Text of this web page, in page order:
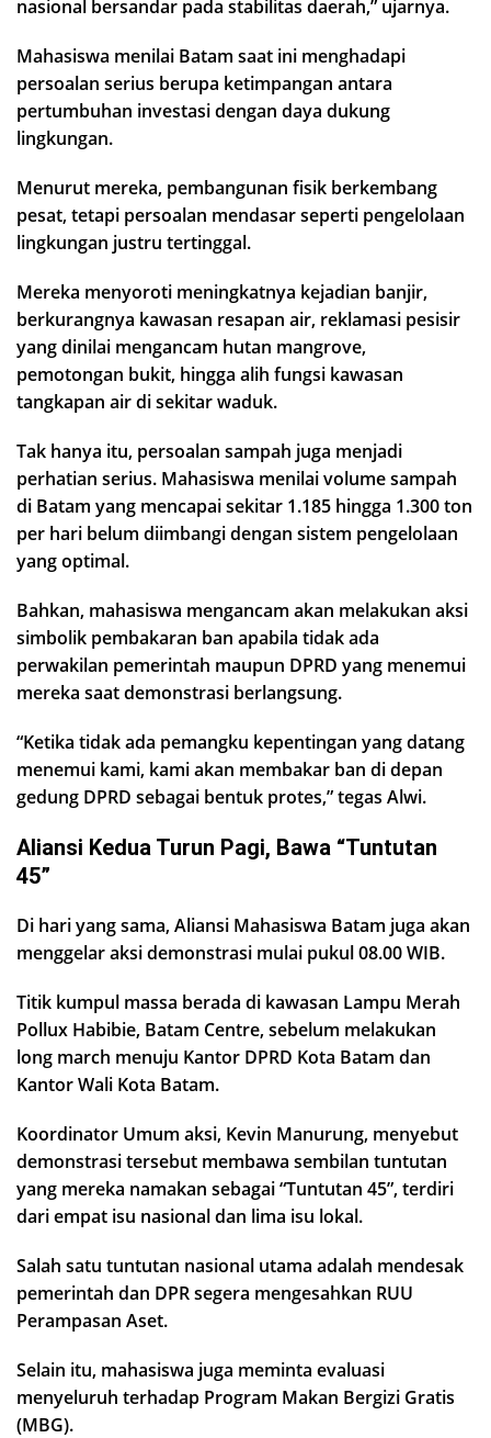
nasional bersandar pada stabilitas daerah,” ujarnya.
Mahasiswa menilai Batam saat ini menghadapi
persoalan serius berupa ketimpangan antara
pertumbuhan investasi dengan daya dukung
lingkungan.
Menurut mereka, pembangunan fisik berkembang
pesat, tetapi persoalan mendasar seperti pengelolaan
lingkungan justru tertinggal.
Mereka menyoroti meningkatnya kejadian banjir,
berkurangnya kawasan resapan air, reklamasi pesisir
yang dinilai mengancam hutan mangrove,
pemotongan bukit, hingga alih fungsi kawasan
tangkapan air di sekitar waduk.
Tak hanya itu, persoalan sampah juga menjadi
perhatian serius. Mahasiswa menilai volume sampah
di Batam yang mencapai sekitar 1.185 hingga 1.300 ton
per hari belum diimbangi dengan sistem pengelolaan
yang optimal.
Bahkan, mahasiswa mengancam akan melakukan aksi
simbolik pembakaran ban apabila tidak ada
perwakilan pemerintah maupun DPRD yang menemui
mereka saat demonstrasi berlangsung.
“Ketika tidak ada pemangku kepentingan yang datang
menemui kami, kami akan membakar ban di depan
gedung DPRD sebagai bentuk protes,” tegas Alwi.
Aliansi Kedua Turun Pagi, Bawa “Tuntutan
45”
Di hari yang sama, Aliansi Mahasiswa Batam juga akan
menggelar aksi demonstrasi mulai pukul 08.00 WIB.
Titik kumpul massa berada di kawasan Lampu Merah
Pollux Habibie, Batam Centre, sebelum melakukan
long march menuju Kantor DPRD Kota Batam dan
Kantor Wali Kota Batam.
Koordinator Umum aksi, Kevin Manurung, menyebut
demonstrasi tersebut membawa sembilan tuntutan
yang mereka namakan sebagai “Tuntutan 45”, terdiri
dari empat isu nasional dan lima isu lokal.
Salah satu tuntutan nasional utama adalah mendesak
pemerintah dan DPR segera mengesahkan RUU
Perampasan Aset.
Selain itu, mahasiswa juga meminta evaluasi
menyeluruh terhadap Program Makan Bergizi Gratis
(MBG).